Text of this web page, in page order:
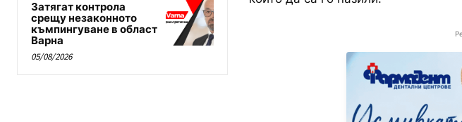
Затягат контрола
срещу незаконното
къмпингуване в област
Варна
05/08/2026